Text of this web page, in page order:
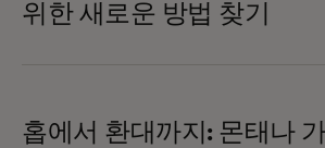
위한 새로운 방법 찾기
홉에서 환대까지: 몬태나